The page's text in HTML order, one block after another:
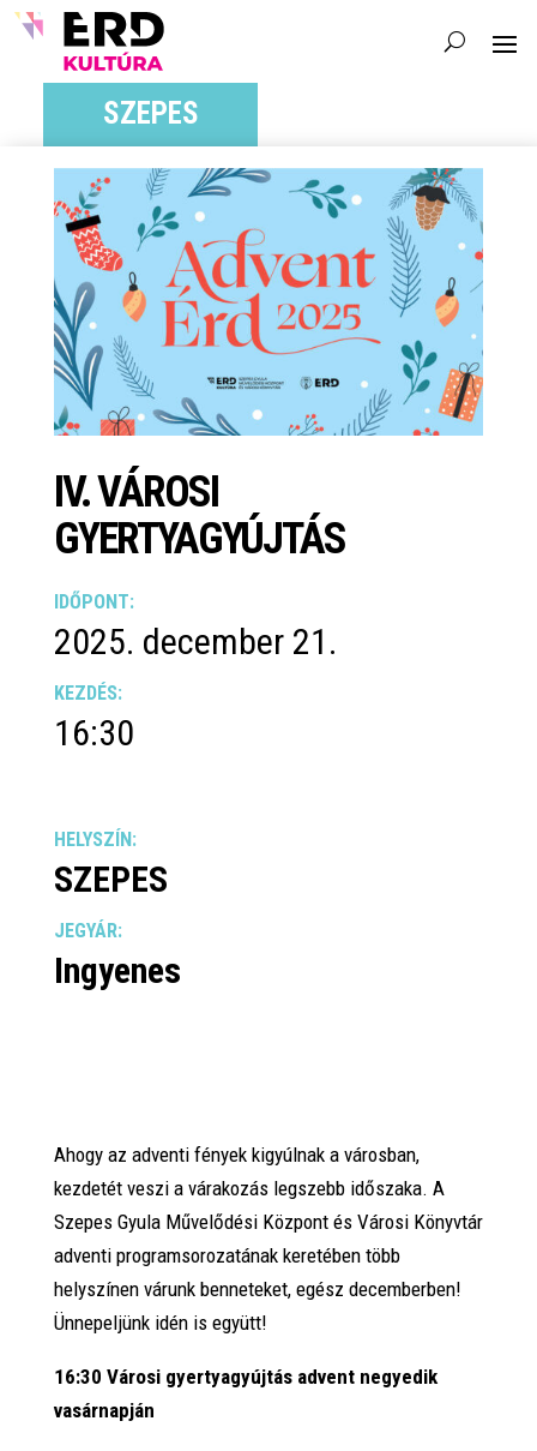
SZEPES
IV. VÁROSI
GYERTYAGYÚJTÁS
IDŐPONT:
2025. december 21.
KEZDÉS:
16:30
HELYSZÍN:
SZEPES
JEGYÁR:
Ingyenes
Ahogy az adventi fények kigyúlnak a városban,
kezdetét veszi a várakozás legszebb időszaka. A
Szepes Gyula Művelődési Központ és Városi Könyvtár
adventi programsorozatának keretében több
helyszínen várunk benneteket, egész decemberben!
Ünnepeljünk idén is együtt!
16:30 Városi gyertyagyújtás advent negyedik
vasárnapján